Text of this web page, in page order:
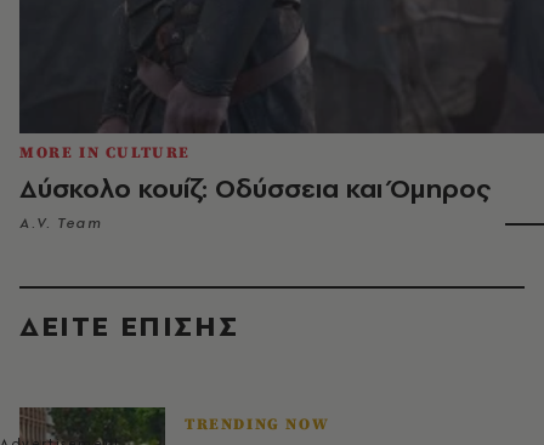
MORE IN CULTURE
Δύσκολο κουίζ: Οδύσσεια και Όμηρος
A.V. Team
ΔΕΙΤΕ ΕΠΙΣΗΣ
TRENDING NOW